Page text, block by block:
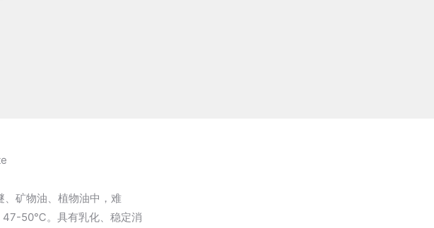
矿物油、植物油中，难
47-50℃。具有乳化、稳定消